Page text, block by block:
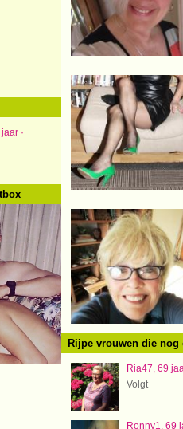
·
Rijpe vrouwen die
Ria47, 69
Volgt
Ronny1, 69